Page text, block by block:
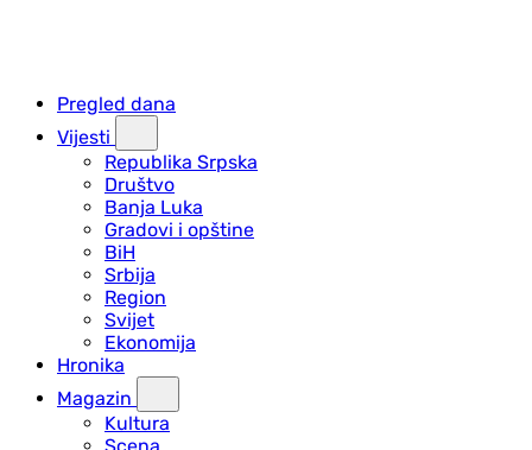
Pregled dana
Vijesti
Republika Srpska
Društvo
Banja Luka
Gradovi i opštine
BiH
Srbija
Region
Svijet
Ekonomija
Hronika
Magazin
Kultura